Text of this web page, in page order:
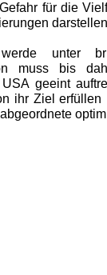
für die
unter
muss bis
geeint
ihr Ziel erfüllen